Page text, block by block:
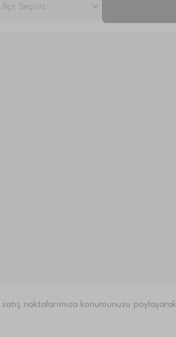
noktalarımıza konumunuzu